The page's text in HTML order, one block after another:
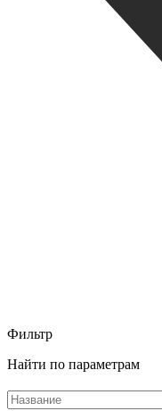
Фильтр
Найти по параметрам